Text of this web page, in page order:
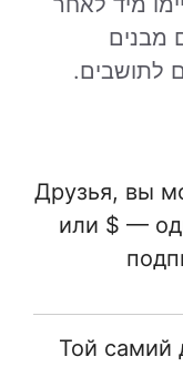
מבנים
לתושבים.
Друзья, вы
или $ —
«Той